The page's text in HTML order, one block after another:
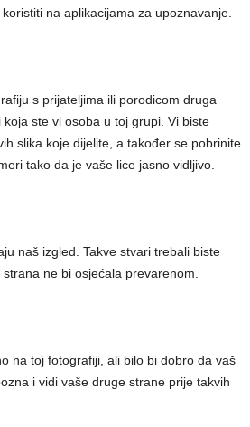
na aplikacijama za upoznavanje.
s prijateljima ili porodicom druga
ste vi osoba u toj grupi. Vi biste
slika koje dijelite, a također se pobrinite
tako da je vaše lice jasno vidljivo.
naš izgled. Takve stvari trebali biste
ne bi osjećala prevarenom.
na toj fotografiji, ali bilo bi dobro da vaš
i vidi vaše druge strane prije takvih